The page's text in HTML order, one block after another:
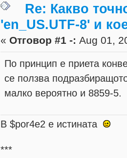
Re: Какво
'en_US.UTF-8' и
« Отговор #1 -: Aug 01,
По принцип е приета
се ползва
малко вероятно и 8859-5.
В $por4e2 e истината
***